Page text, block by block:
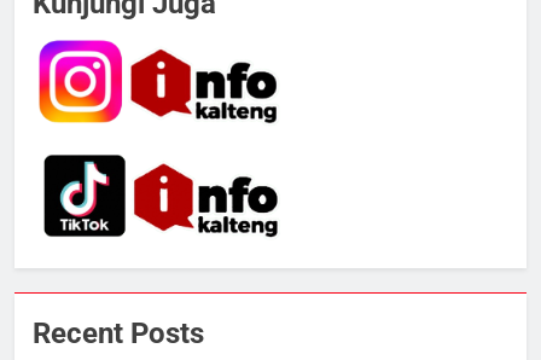
Recent Posts
Pilkada Rp40 Miliar
HUKUM DAN KRIMINAL
6
Segera Tuntaskan Pemadaman
Listrik di Kalsel-Teng
NUSANTARA
Warga Indonesia, Ada Uzumaki, D.